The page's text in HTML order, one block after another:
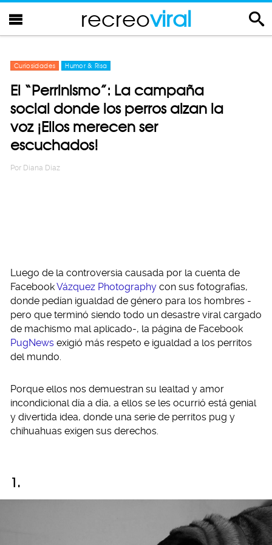
recreoviral
Curiosidades Humor & Risa
El “Perrinismo”: La campaña
social donde los perros alzan la
voz ¡Ellos merecen ser
escuchados!
Por Diana Diaz
Luego de la controversia causada por la cuenta de
FacebookVázquez Photography con sus fotografías,
donde pedían igualdad de género para los hombres -
pero que terminó siendo todo un desastre viral cargado
de machismo mal aplicado-, la página de Facebook
PugNews exigió más respeto e igualdad a los perritos
del mundo.
Porque ellos nos demuestran su lealtad y amor
incondicional día a día, a ellos se les ocurrió está genial
y divertida idea, donde una serie de perritos pug y
chihuahuas exigen sus derechos.
1.